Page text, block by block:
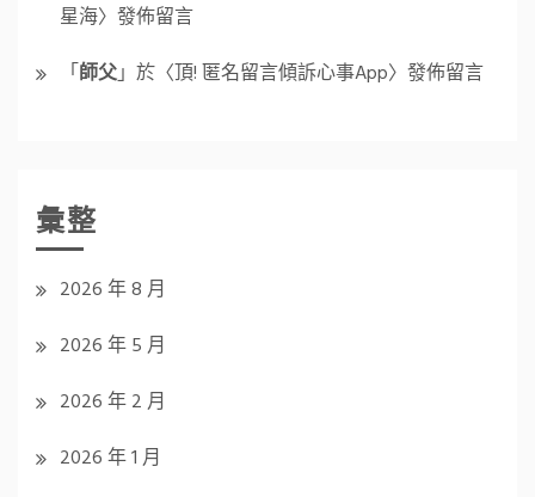
星海〉發佈留言
「師父」於〈頂! 匿名留言傾訴心事App〉發佈留言
彙整
2026 年 8 月
2026 年 5 月
2026 年 2 月
2026 年 1 月